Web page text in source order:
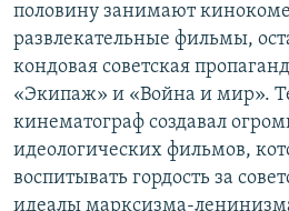
половину занимают
развлекательные фильмы,
кондовая советская
«Экипаж» и «Война и мир».
кинематограф создавал
идеологических фильмов,
воспитывать гордость за
идеалы марксизма-